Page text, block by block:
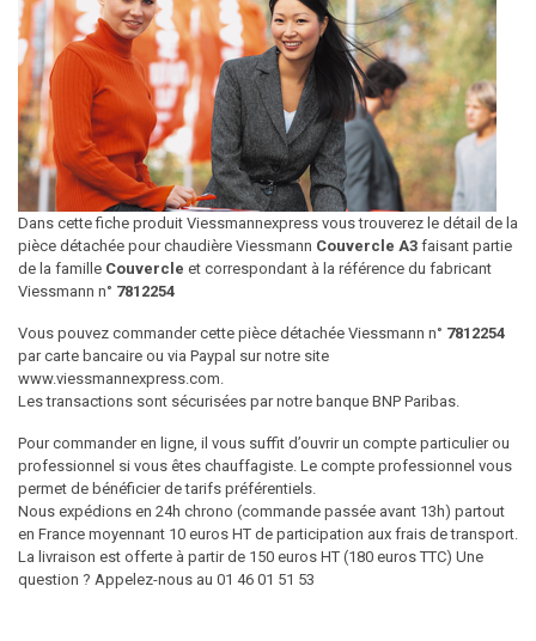
Dans cette fiche produit Viessmannexpress vous trouverez le détail de la
pièce détachée pour chaudière Viessmann Couvercle A3 faisant partie
de la famille Couvercle et correspondant à la référence du fabricant
Viessmann n° 7812254
Vous pouvez commander cette pièce détachée Viessmann n° 7812254
par carte bancaire ou via Paypal sur notre site
www.viessmannexpress.com.
Les transactions sont sécurisées par notre banque BNP Paribas.
Pour commander en ligne, il vous suffit d’ouvrir un compte particulier ou
professionnel si vous êtes chauffagiste. Le compte professionnel vous
permet de bénéficier de tarifs préférentiels.
Nous expédions en 24h chrono (commande passée avant 13h) partout
en France moyennant 10 euros HT de participation aux frais de transport.
La livraison est offerte à partir de 150 euros HT (180 euros TTC) Une
question ? Appelez-nous au 01 46 01 51 53